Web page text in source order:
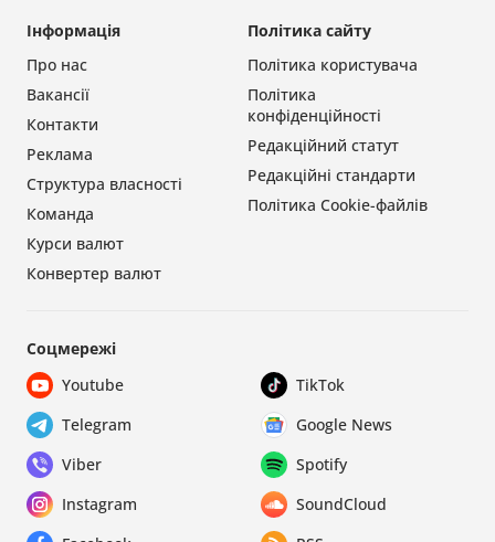
Політика сайту
Політика користувача
Політика
конфіденційності
Редакційний статут
Редакційні стандарти
Політика Cookie-файлів
Інформація
Про нас
Вакансії
Контакти
Реклама
Структура власності
Команда
Курси валют
Конвертер валют
Соцмережі
Youtube
TikTok
Telegram
Google News
Viber
Spotify
Instagram
SoundCloud